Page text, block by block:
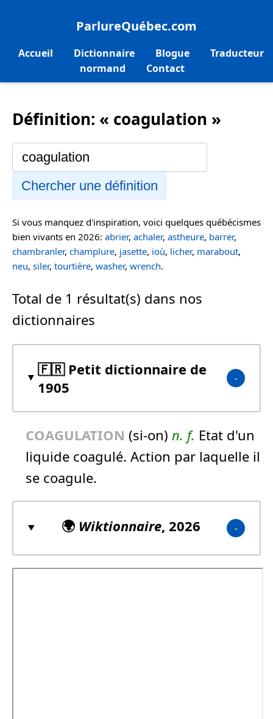
ParlureQuébec.com
Accueil Dictionnaire Blogue
Traducteur
normand
Contact
Définition: « coagulation »
Chercher une définition
Si vous manquez d'inspiration, voici quelques québécismes
bien vivants en 2026: abrier, achaler, astheure, barrer,
chambranler, champlure, jasette, ioù, licher, marabout,
neu, siler, tourtière, washer, wrench.
Total de 1 résultat(s) dans nos
dictionnaires
🇫🇷 Petit dictionnaire de
1905
COAGULATION (si-on) n. f. Etat d'un
liquide coagulé. Action par laquelle il
se coagule.
🌍 Wiktionnaire, 2026